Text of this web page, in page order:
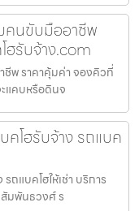
คนขับมืออาชีพ
ฮรับจ้าง.com
ชีพ ราคาคุ้มค่า จองคิวที่
แคบหรือดินจ
โฮรับจ้าง รถแบค
แบคโฮให้เช่า บริการ
มพันธวงศ์ ร